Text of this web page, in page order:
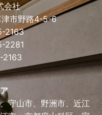
会社
市野路4-5-6
2163
2281
2163
守山市、野洲市、近江